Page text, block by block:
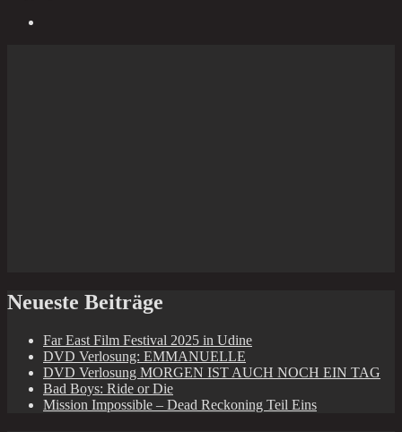
Neueste Beiträge
Far East Film Festival 2025 in Udine
DVD Verlosung: EMMANUELLE
DVD Verlosung MORGEN IST AUCH NOCH EIN TAG
Bad Boys: Ride or Die
Mission Impossible – Dead Reckoning Teil Eins